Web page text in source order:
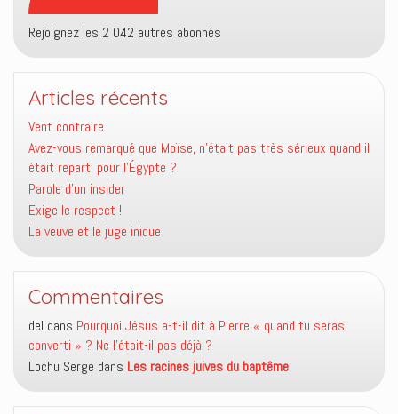
Rejoignez les 2 042 autres abonnés
Articles récents
Vent contraire
Avez-vous remarqué que Moïse, n’était pas très sérieux quand il
était reparti pour l’Égypte ?
Parole d’un insider
Exige le respect !
La veuve et le juge inique
Commentaires
del dans Pourquoi Jésus a-t-il dit à Pierre « quand tu seras
converti » ? Ne l’était-il pas déjà ?
Lochu Serge dans Les racines juives du baptême